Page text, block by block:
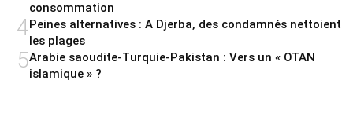
consommation
4Peines alternatives : A Djerba, des condamnés nettoient
les plages
5Arabie saoudite-Turquie-Pakistan : Vers un « OTAN
islamique » ?